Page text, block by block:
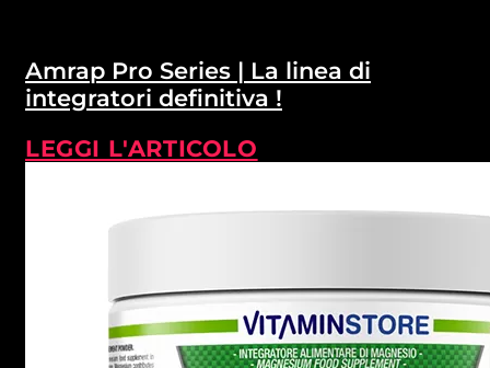
Amrap Pro Series | La linea di
integratori definitiva !
LEGGI L'ARTICOLO